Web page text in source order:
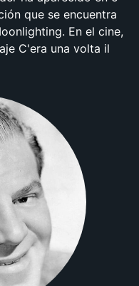
que se encuentra
En el cine,
C'era una volta il